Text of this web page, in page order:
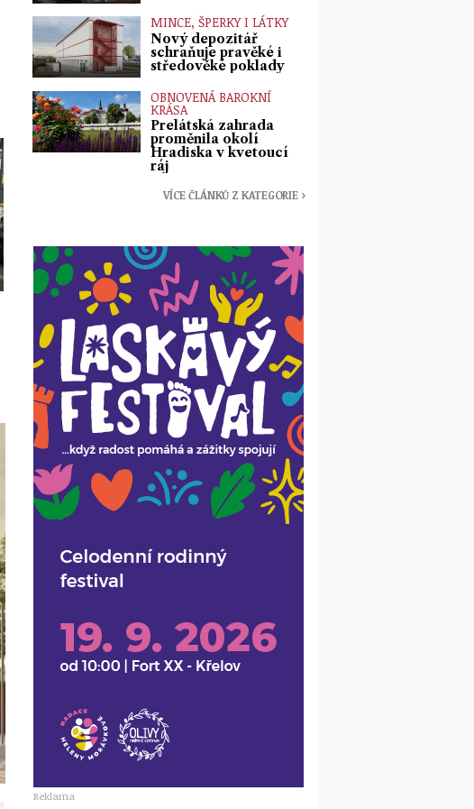
MINCE, ŠPERKY I LÁTKY
Nový depozitář
schraňuje pravěké i
středověké poklady
OBNOVENÁ BAROKNÍ
KRÁSA
Prelátská zahrada
proměnila okolí
Hradiska v kvetoucí
ráj
VÍCE ČLÁNKŮ Z KATEGORIE ›
Reklama